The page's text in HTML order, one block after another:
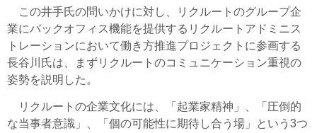
この井手氏の問いかけに対し、リクルートのグループ企
業にバックオフィス機能を提供するリクルートアドミニス
トレーションにおいて働き方推進プロジェクトに参画する
長谷川氏は、まずリクルートのコミュニケーション重視の
姿勢を説明した。
リクルートの企業文化には、「起業家精神」、「圧倒的
な当事者意識」、「個の可能性に期待し合う場」という3つ